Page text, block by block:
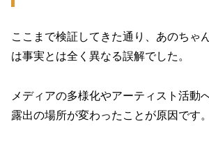
ここまで検証してきた通り、あのちゃ
は事実とは全く異なる誤解でした。
メディアの多様化やアーティスト活動
露出の場所が変わったことが原因です。